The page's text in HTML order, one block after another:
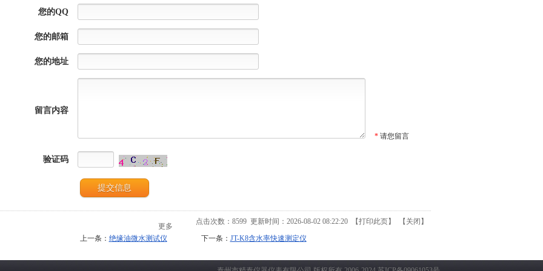
您的QQ
您的邮箱
您的地址
留言内容
* 请您留言
验证码
更多
点击次数： 8599 更新时间：2026-08-02 08:22:20 【打印此页】 【 关闭 】
上一条： 绝缘油微水测试仪 下一条： JT-K8含水率快速测定仪